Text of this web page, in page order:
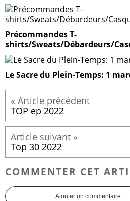
Précommandes T-
shirts/Sweats/Débardeurs/
Le Sacre du Plein-Temps: 1
TOP ep 2022
Top 30 2022
COMMENTER CET
Ajouter un commentaire